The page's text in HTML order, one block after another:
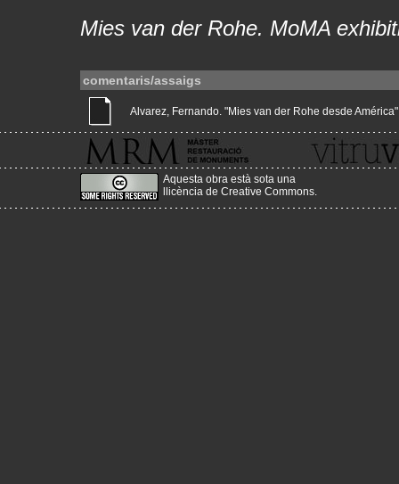
Mies van der Rohe. MoMA
comentaris/assaigs
Alvarez, Fernando. "Mies van der Rohe desde
Aquesta obra està sota una
llicència de Creative Commons.